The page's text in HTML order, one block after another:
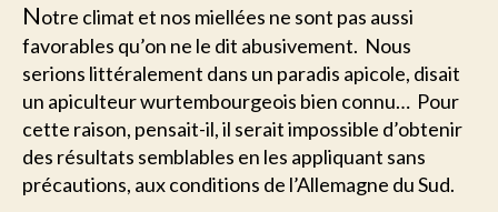
Notre climat et nos miellées ne sont pas aussi
favorables qu’on ne le dit abusivement. Nous
serions littéralement dans un paradis apicole, disait
un apiculteur wurtembourgeois bien connu… Pour
cette raison, pensait-il, il serait impossible d’obtenir
des résultats semblables en les appliquant sans
précautions, aux conditions de l’Allemagne du Sud.